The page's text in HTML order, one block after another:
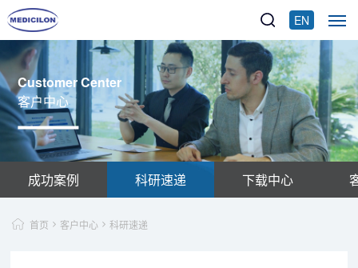
EN
Customer Center
客户中心
成功案例 科研速递 下载中心
首页 客户中心 科研速递